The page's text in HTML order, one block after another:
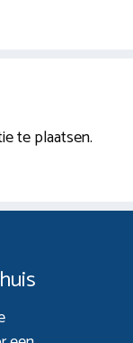
te plaatsen.